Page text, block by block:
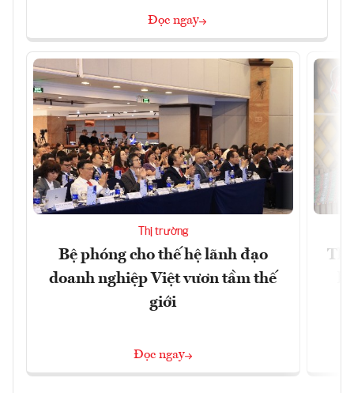
Đọc ngay
Thị trường
Bệ phóng cho thế hệ lãnh đạo
doanh nghiệp Việt vươn tầm thế
giới
Đọc ngay